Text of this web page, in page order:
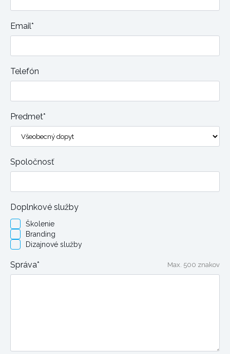
Email*
Telefón
Predmet*
Spoločnosť
Doplnkové služby
Školenie
Branding
Dizajnové služby
Správa* Max. 500 znakov